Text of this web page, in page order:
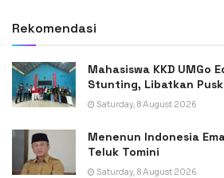
Rekomendasi
Mahasiswa KKD UMGo
Stunting, Libatkan
Saturday, 8 August 2026
Menenun Indonesia
Teluk Tomini
Saturday, 8 August 2026